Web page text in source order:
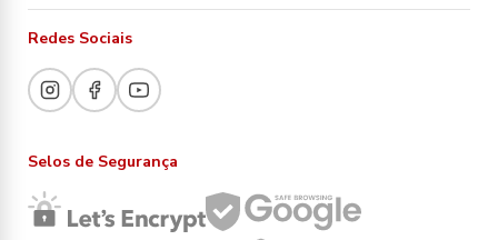
Redes Sociais
Selos de Segurança